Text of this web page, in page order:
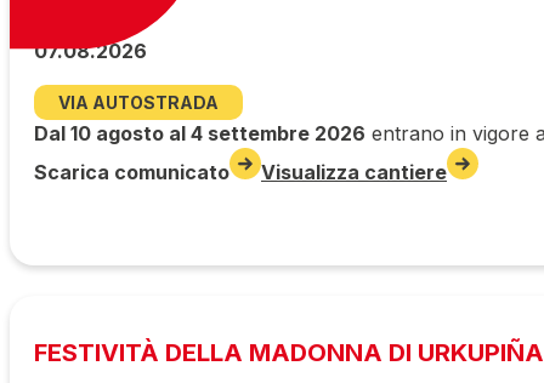
07.08.2026
VIA AUTOSTRADA
Dal 10 agosto al 4 settembre 2026 entrano in vigore
Scarica comunicato
Visualizza cantiere
FESTIVITÀ DELLA MADONNA DI URKUPIÑA